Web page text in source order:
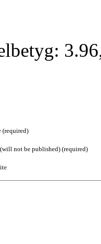
(required)
not be published) (required)